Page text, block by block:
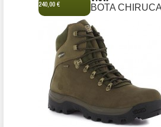
240,00 € BOTA CHIRUCA